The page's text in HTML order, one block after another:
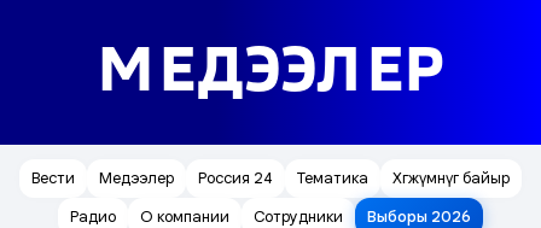
МЕДЭЭЛЕР
Вести Медээлер Россия 24 Тематика
Хөгжүмнүг байыр
Радио
О компании Сотрудники Выборы 2026